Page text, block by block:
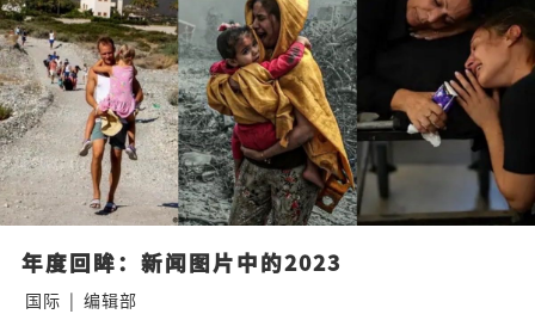
年度回眸：新闻图片中的2023
国际 | 编辑部